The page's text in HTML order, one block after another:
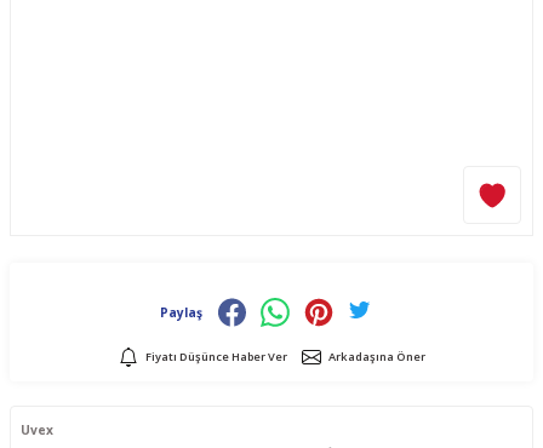
Paylaş
Fiyatı Düşünce Haber Ver Arkadaşına Öner
Uvex